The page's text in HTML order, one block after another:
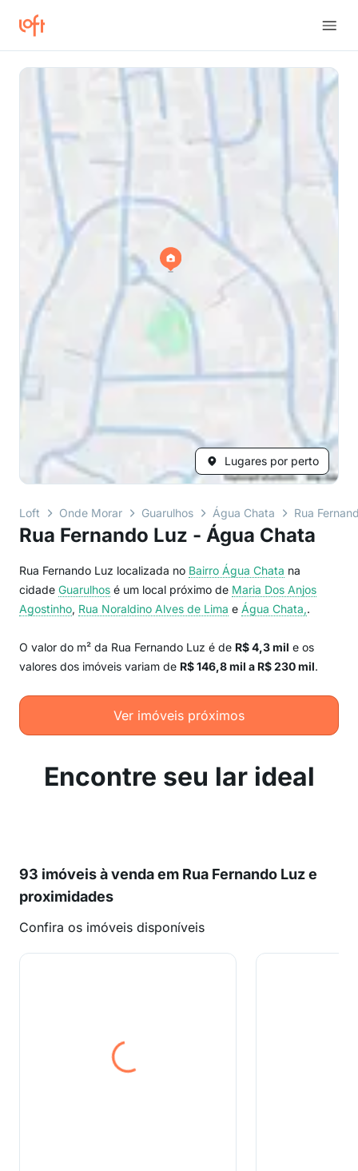
Lugares por perto
Loft Onde Morar Guarulhos Água Chata Rua
Rua Fernando Luz - Água Chata
Rua Fernando Luz localizada no Bairro Água Chata na
cidade Guarulhos é um local próximo de Maria Dos Anjos
Agostinho, Rua Noraldino Alves de Lima e Água Chata,.
O valor do m² da Rua Fernando Luz é de R$ 4,3 mil e os
valores dos imóveis variam de R$ 146,8 mil a R$ 230 mil.
Ver imóveis próximos
Encontre seu lar ideal
93 imóveis à venda em Rua Fernando Luz e
proximidades
Confira os imóveis disponíveis